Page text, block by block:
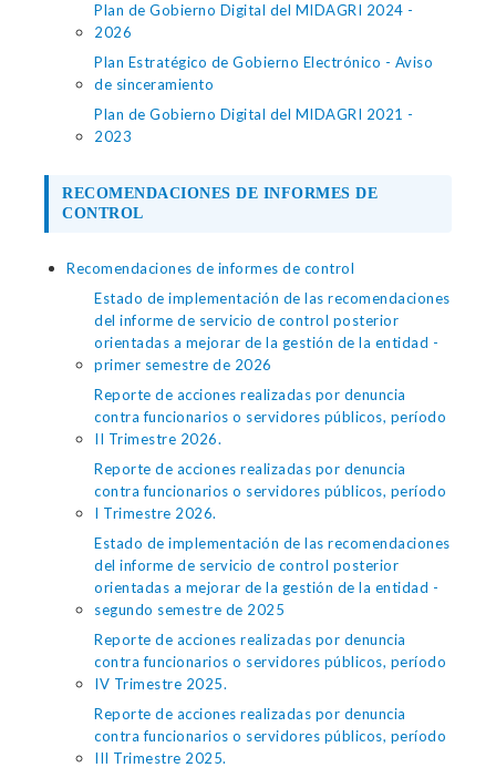
Plan de Gobierno Digital del MIDAGRI 2024 -
2026
Plan Estratégico de Gobierno Electrónico - Aviso
de sinceramiento
Plan de Gobierno Digital del MIDAGRI 2021 -
2023
RECOMENDACIONES DE INFORMES DE
CONTROL
Recomendaciones de informes de control
Estado de implementación de las recomendaciones
del informe de servicio de control posterior
orientadas a mejorar de la gestión de la entidad -
primer semestre de 2026
Reporte de acciones realizadas por denuncia
contra funcionarios o servidores públicos, período
II Trimestre 2026.
Reporte de acciones realizadas por denuncia
contra funcionarios o servidores públicos, período
I Trimestre 2026.
Estado de implementación de las recomendaciones
del informe de servicio de control posterior
orientadas a mejorar de la gestión de la entidad -
segundo semestre de 2025
Reporte de acciones realizadas por denuncia
contra funcionarios o servidores públicos, período
IV Trimestre 2025.
Reporte de acciones realizadas por denuncia
contra funcionarios o servidores públicos, período
III Trimestre 2025.